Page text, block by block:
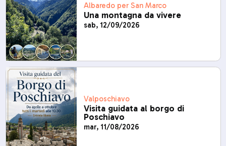
Albaredo per San Marco
Una montagna da vivere
sab, 12/09/2026
Valposchiavo
Visita guidata al borgo di
Poschiavo
mar, 11/08/2026